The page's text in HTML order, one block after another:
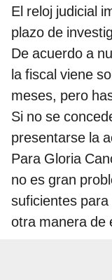
El reloj judicial
plazo de
De acuerdo a
la fiscal viene
meses, pero
Si no se
presentarse la
Para Gloria
no es gran
suficientes
otra manera de